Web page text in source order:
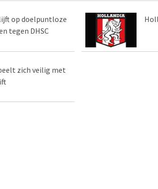
op doelpuntloze
tegen DHSC
zich veilig met